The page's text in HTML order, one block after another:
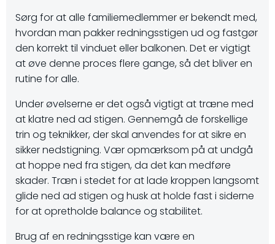
Sørg for at alle familiemedlemmer er bekendt med,
hvordan man pakker redningsstigen ud og fastgør
den korrekt til vinduet eller balkonen. Det er vigtigt
at øve denne proces flere gange, så det bliver en
rutine for alle.
Under øvelserne er det også vigtigt at træne med
at klatre ned ad stigen. Gennemgå de forskellige
trin og teknikker, der skal anvendes for at sikre en
sikker nedstigning. Vær opmærksom på at undgå
at hoppe ned fra stigen, da det kan medføre
skader. Træn i stedet for at lade kroppen langsomt
glide ned ad stigen og husk at holde fast i siderne
for at opretholde balance og stabilitet.
Brug af en redningsstige kan være en